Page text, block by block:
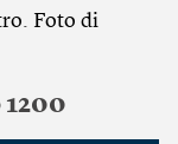
Foto di
1200